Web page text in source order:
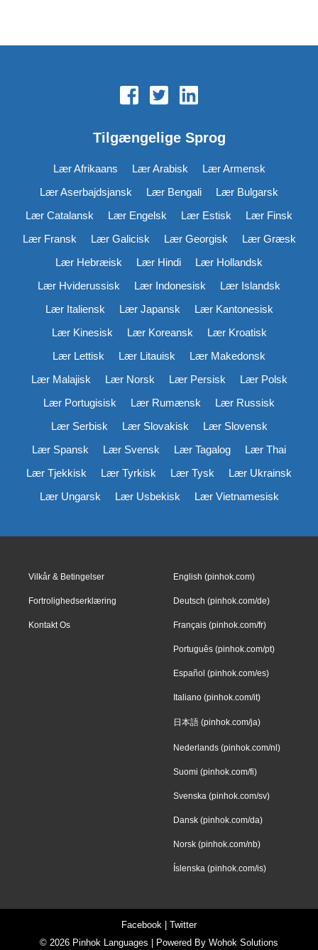
Tilgængelige Sprog
Lær Afrikaans Lær Arabisk
Lær Armensk
Lær Aserbajdsjansk
Lær Bengali
Lær Bulgarsk
Lær Catalansk
Lær Engelsk Lær Estisk
Lær Finsk
Lær Fransk
Lær Galicisk Lær Georgisk
Lær Græsk
Lær Hebræisk
Lær Hindi
Lær Hollandsk
Lær Hviderussisk
Lær Indonesisk
Lær Islandsk
Lær Italiensk
Lær Japansk
Lær Kantonesisk
Lær Kinesisk
Lær Koreansk
Lær Kroatisk
Lær Lettisk
Lær Litauisk
Lær Makedonsk
Lær Malajisk
Lær Norsk Lær Persisk
Lær Polsk
Lær Portugisisk
Lær Rumænsk
Lær Russisk
Lær Serbisk
Lær Slovakisk
Lær Slovensk
Lær Spansk
Lær Svensk Lær Tagalog
Lær Thai
Lær Tjekkisk
Lær Tyrkisk Lær Tysk
Lær Ukrainsk
Lær Ungarsk
Lær Usbekisk Lær Vietnamesisk
Vilkår & Betingelser
Fortrolighedserklæring
Kontakt Os
English (pinhok.com)
Deutsch (pinhok.com/de)
Français (pinhok.com/fr)
Português (pinhok.com/pt)
Español (pinhok.com/es)
Italiano (pinhok.com/it)
日本語 (pinhok.com/ja)
Nederlands (pinhok.com/nl)
Suomi (pinhok.com/fi)
Svenska (pinhok.com/sv)
Dansk (pinhok.com/da)
Norsk (pinhok.com/nb)
Íslenska (pinhok.com/is)
Facebook
Twitter
© 2026 Pinhok Languages | Powered By Wohok Solutions